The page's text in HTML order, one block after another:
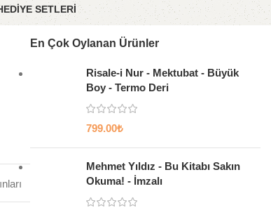
SETLERİ
En Çok Oylanan Ürünler
Risale-i Nur - Mektubat - Büyük
Boy - Termo Deri
799.00₺
Mehmet Yıldız - Bu Kitabı Sakın
Okuma! - İmzalı